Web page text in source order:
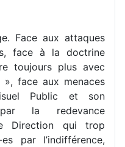
Face aux attaques
face à la doctrine
toujours plus avec
face aux menaces
Public et son
la redevance
Direction qui trop
par l’indifférence,